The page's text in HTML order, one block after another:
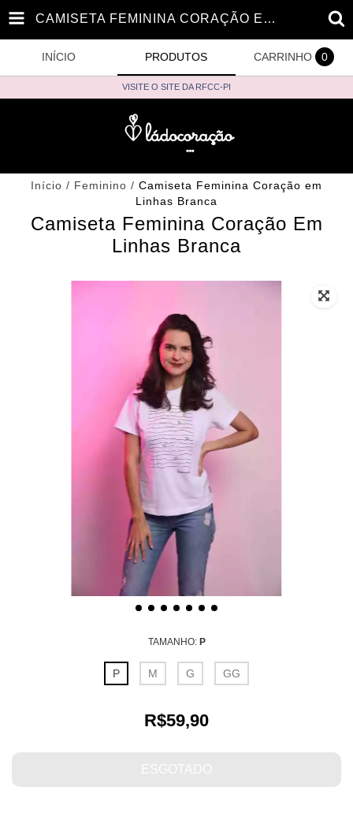
CAMISETA FEMININA CORAÇÃO EM LINHAS BRANCA
INÍCIO PRODUTOS CARRINHO 0
VISITE O SITE DA RFCC-PI
Início / Feminino / Camiseta Feminina Coração em
Linhas Branca
Camiseta Feminina Coração Em
Linhas Branca
TAMANHO: P
P M G GG
R$59,90